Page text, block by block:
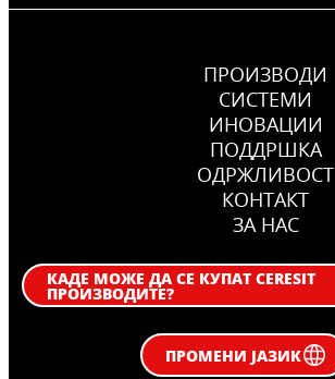
ПРОИЗВОДИ
СИСТЕМИ
ИНОВАЦИИ
ПОДДРШКА
OДРЖЛИВОСТ
КОНТАКТ
ЗА НАС
КАДЕ МОЖЕ ДА СЕ КУПАТ CERESIT
ПРОИЗВОДИТЕ?
ПРОМЕНИ ЈАЗИК